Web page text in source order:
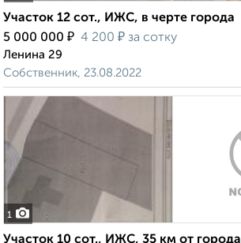
Участок 12 сот., ИЖС, в черте города
5 000 000 ₽ 4 200 ₽ за сотку
Ленина 29
Собственник, 23.08.2022
1
Участок 10 сот., ИЖС, 35 км от города